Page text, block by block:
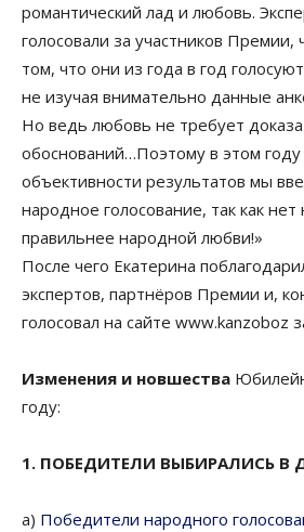
романтический лад и любовь.
голосовали за участников Премии,
том, что они из года в год
не изучая внимательно данные
Но ведь любовь не требует
обоснований…Поэтому в этом
объективности результатов мы
народное голосование, так как нет
правильнее народной любви!»
После чего Екатерина
экспертов, партнёров Премии и,
голосовал на сайте www.kanzoboz
Изменения и новшества
году:
1. ПОБЕДИТЕЛИ ВЫБИРАЛИСЬ В
а) Победители народного